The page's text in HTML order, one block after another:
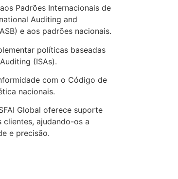
Padrões Internacionais de
Auditing and
e aos padrões nacionais.
políticas baseadas
(ISAs).
com o Código de
nacionais.
Global oferece suporte
clientes, ajudando-os a
e precisão.